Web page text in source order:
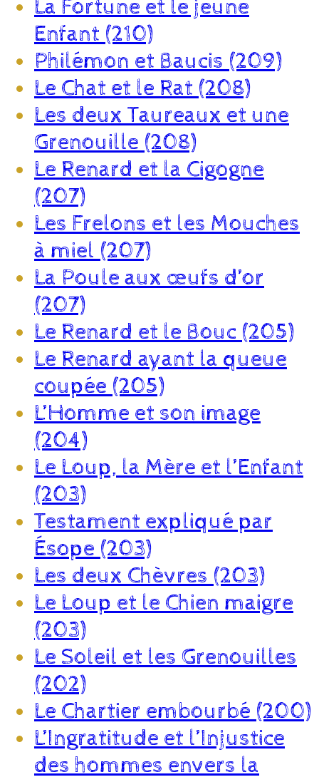
La Fortune et le jeune
Enfant (210)
Philémon et Baucis (209)
Le Chat et le Rat (208)
Les deux Taureaux et une
Grenouille (208)
Le Renard et la Cigogne
(207)
Les Frelons et les Mouches
à miel (207)
La Poule aux œufs d’or
(207)
Le Renard et le Bouc (205)
Le Renard ayant la queue
coupée (205)
L’Homme et son image
(204)
Le Loup, la Mère et l’Enfant
(203)
Testament expliqué par
Ésope (203)
Les deux Chèvres (203)
Le Loup et le Chien maigre
(203)
Le Soleil et les Grenouilles
(202)
Le Chartier embourbé (200)
L’Ingratitude et l’Injustice
des hommes envers la